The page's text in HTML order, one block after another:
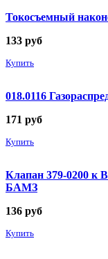
Токосъемный
133 руб
Купить
018.0116
171 руб
Купить
Клапан 379-0200 к
БАМЗ
136 руб
Купить